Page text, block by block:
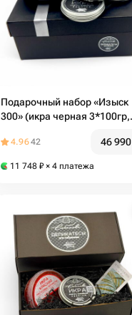
Подарочный набор «Изыск
300» (икра черная 3*100гр,
4.9642 46 990
11 748 ₽ × 4 платежа